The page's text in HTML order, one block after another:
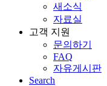
새소식
자료실
고객 지원
문의하기
FAQ
자유게시판
Search